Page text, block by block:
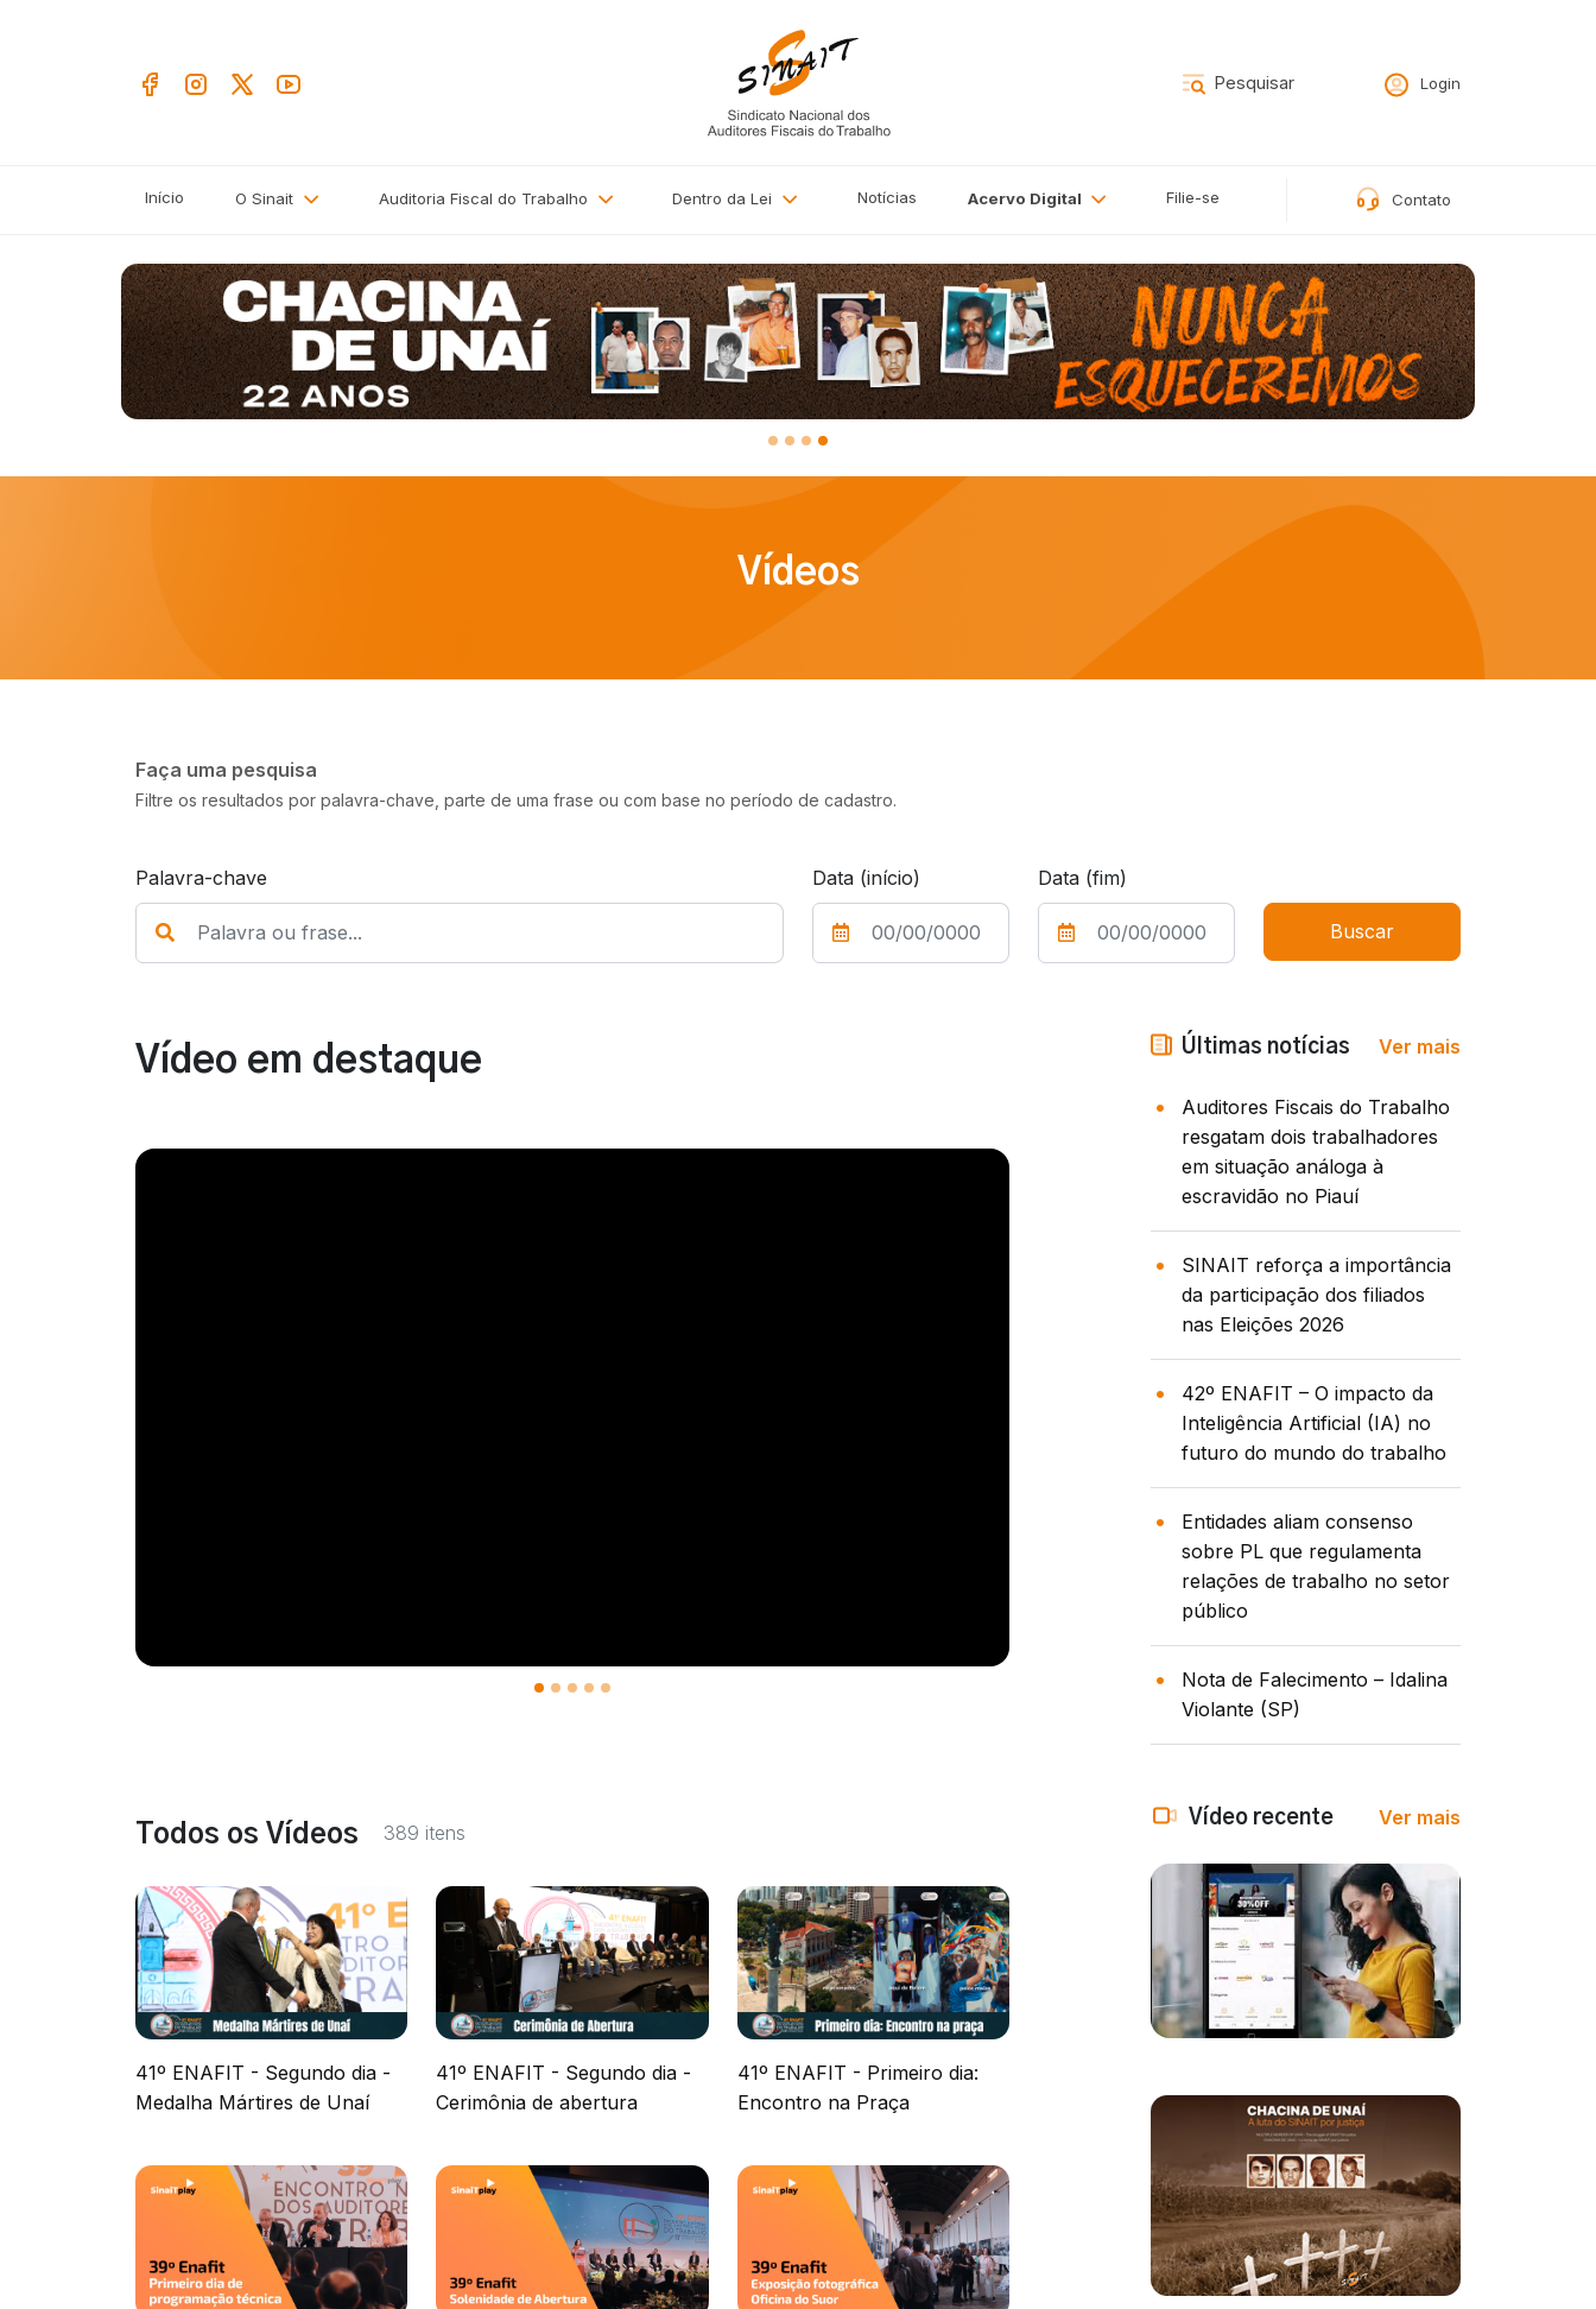
Login
Início O Sinait Auditoria Fiscal do Trabalho Dentro da Lei Notícias Acervo Digital Filie-se Contato
Vídeos
Faça uma pesquisa
Filtre os resultados por palavra-chave, parte de uma frase ou com base no período de cadastro.
Palavra-chave Data (início) Data (fim)
Vídeo em destaque
Todos os Vídeos 389 itens
41º ENAFIT - Segundo dia -
Medalha Mártires de Unaí
41º ENAFIT - Segundo dia -
Cerimônia de abertura
41º ENAFIT - Primeiro dia:
Encontro na Praça
Últimas notícias Ver mais
Auditores Fiscais do Trabalho
resgatam dois trabalhadores
em situação análoga à
escravidão no Piauí
SINAIT reforça a importância
da participação dos filiados
nas Eleições 2026
42º ENAFIT – O impacto da
Inteligência Artificial (IA) no
futuro do mundo do trabalho
Entidades aliam consenso
sobre PL que regulamenta
relações de trabalho no setor
público
Nota de Falecimento – Idalina
Violante (SP)
Vídeo recente Ver mais